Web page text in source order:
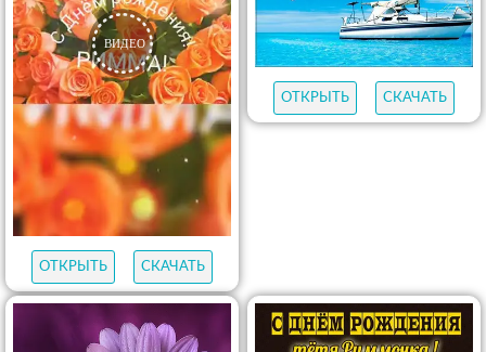
ОТКРЫТЬ СКАЧАТЬ
ОТКРЫТЬ СКАЧАТЬ